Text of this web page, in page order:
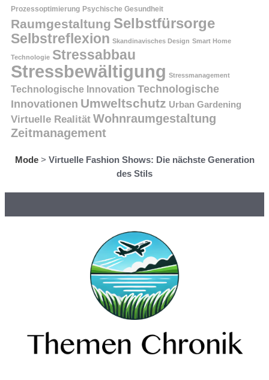
Prozessoptimierung Psychische Gesundheit
Raumgestaltung Selbstfürsorge
Selbstreflexion Skandinavisches Design Smart Home
Technologie Stressabbau
Stressbewältigung Stressmanagement
Technologische Innovation Technologische
Innovationen Umweltschutz Urban Gardening
Virtuelle Realität Wohnraumgestaltung
Zeitmanagement
Mode> Virtuelle Fashion Shows: Die nächste Generation
des Stils